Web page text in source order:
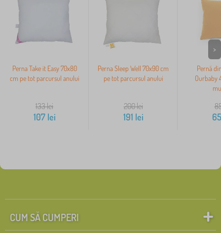
Perna Take it Easy 70x80
cm pe tot parcursul anului
133lei
107lei
Perna Sleep Well 70x90 cm
pe tot parcursul anului
200lei
191 lei
Pernă
Ourbaby
65
>
CUM SĂ CUMPERI